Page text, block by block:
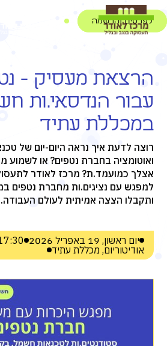
לפרטים והרשמה
הרצאת מעסיק -
עבור הנדסאי.ות
במכללת עתיד
רוצה לדעת איך נראה היום-יום של
ואוטומציה בחברת נטפים? או
אצלך כמועמד.ת? מרכז לאודר
למפגש עם נציגים.ות מחברת נטפים
ותקבלו הצצה אמיתית לעולם העבודה.
יום ראשון, 19 באפריל 2026
אודיטוריום, מכללת עתיד